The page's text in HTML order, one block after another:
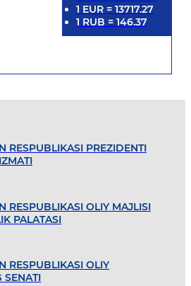
1 EUR= 13717.27
1 RUB = 146.37
RESPUBLIKASI PREZIDENTI
RESPUBLIKASI OLIY MAJLISI
PALATASI
RESPUBLIKASI OLIY
SENATI